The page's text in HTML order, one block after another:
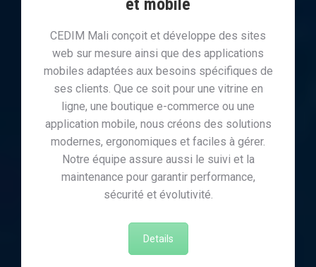
et mobile
CEDIM Mali conçoit et développe des sites
web sur mesure ainsi que des applications
mobiles adaptées aux besoins spécifiques de
ses clients. Que ce soit pour une vitrine en
ligne, une boutique e-commerce ou une
application mobile, nous créons des solutions
modernes, ergonomiques et faciles à gérer.
Notre équipe assure aussi le suivi et la
maintenance pour garantir performance,
sécurité et évolutivité.
Details